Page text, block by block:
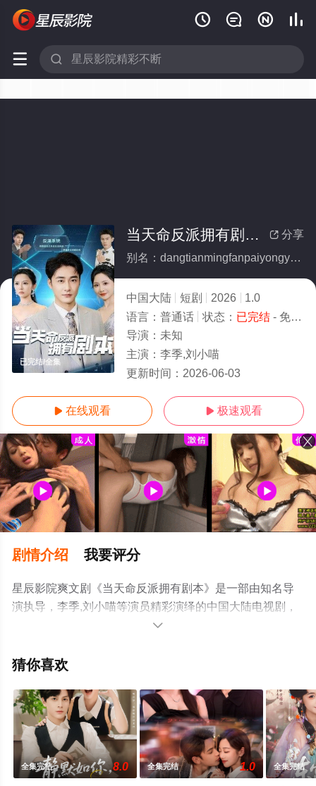
   
 
已完结/全集
 分享
当天命反派拥有剧本(全集)
别名：dangtianmingfanpaiyongyoujuben
中国大陆 短剧 2026
1.0
语言： 普通话 状态： 已完结- 免费在线观看
导演： 未知
主演： 李季,刘小喵
更新时间： 2026-06-03
 在线观看  极速观看
剧情介绍 我要评分
星辰影院爽文剧《当天命反派拥有剧本》是一部由知名导
演执导，李季,刘小喵等演员精彩演绎的中国大陆电视剧，
大结局剧情已揭晓（已完结），手机免费观看高清未删减
豆瓣电视剧、电视猫或剧情网等平台了解。

猜你喜欢
全集完结 8.0 全集完结 1.0 全集完结